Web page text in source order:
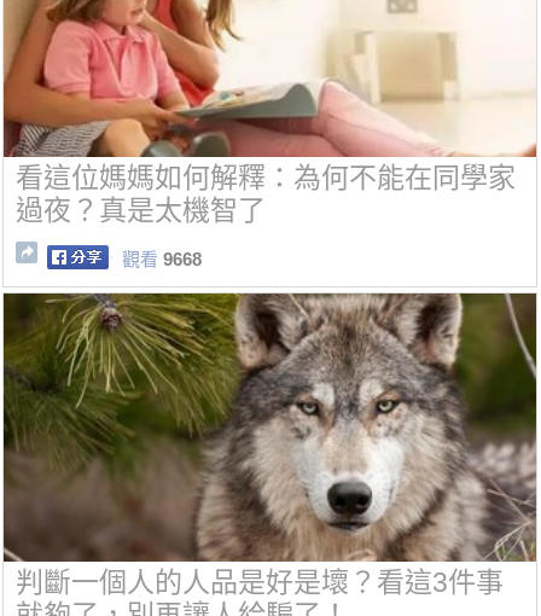
看這位媽媽如何解釋：為何不能在同學家
過夜？真是太機智了
觀看 9668
判斷一個人的人品是好是壞？看這3件事